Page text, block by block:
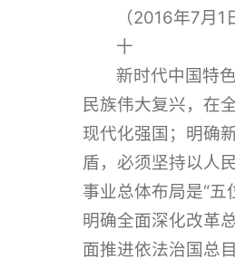
（2016年7月
十
新时代中国特
民族伟大复兴，在
现代化强国；明确
盾，必须坚持以人
事业总体布局是“
明确全面深化改革
面推进依法治国总